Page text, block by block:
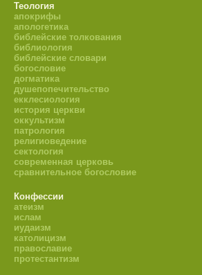
Теология
апокрифы
апологетика
библейские толкования
библиология
библейские словари
богословие
догматика
душепопечительство
екклесиология
история церкви
оккультизм
патрология
религиоведение
сектология
современная церковь
сравнительное богословие
Конфессии
атеизм
ислам
иудаизм
католицизм
православие
протестантизм